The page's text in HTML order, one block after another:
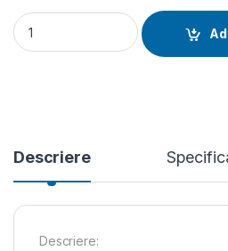
Circular caramida si piatra
Descriere
Descriere: